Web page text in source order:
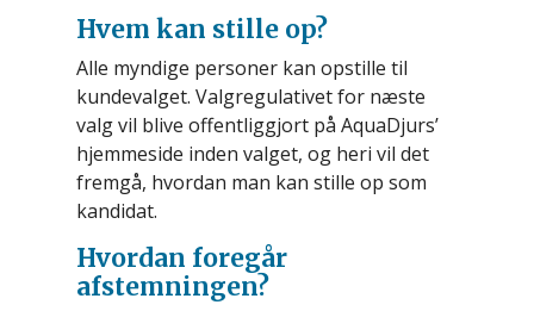
Hvem kan stille op?
Alle myndige personer kan opstille til
kundevalget. Valgregulativet for næste
valg vil blive offentliggjort på AquaDjurs’
hjemmeside inden valget, og heri vil det
fremgå, hvordan man kan stille op som
kandidat.
Hvordan foregår
afstemningen?